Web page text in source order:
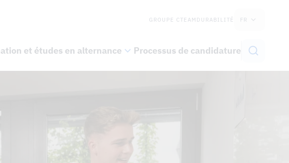
et études en alternance Processus de candidature
GROUPE CTEAM DURABILITÉ FR